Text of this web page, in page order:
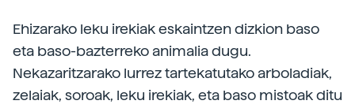
Ehizarako leku irekiak eskaintzen dizkion baso
eta baso-bazterreko animalia dugu.
Nekazaritzarako lurrez tartekatutako arboladiak,
zelaiak, soroak, leku irekiak, eta baso mistoak ditu